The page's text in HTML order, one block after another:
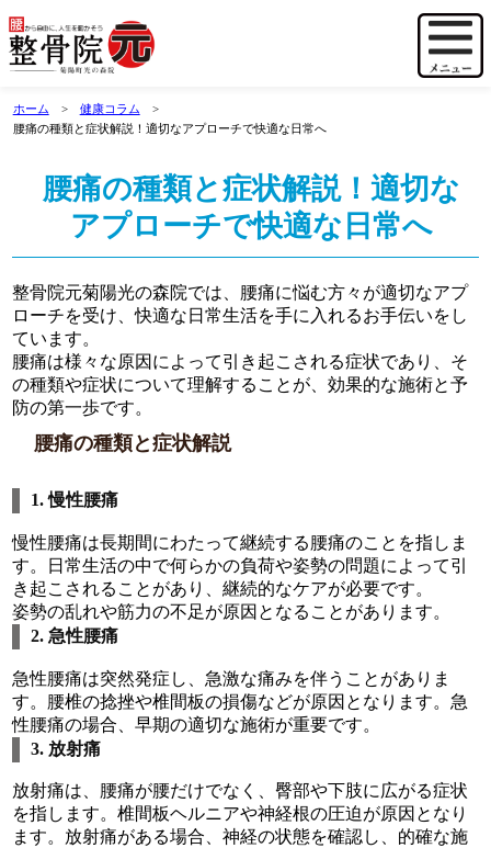
ホーム
健康コラム
腰痛の種類と症状解説！適切なアプローチで快適な日常へ
腰痛の種類と症状解説！適切な
アプローチで快適な日常へ
整骨院元菊陽光の森院では、腰痛に悩む方々が適切なアプ
ローチを受け、快適な日常生活を手に入れるお手伝いをし
ています。
腰痛は様々な原因によって引き起こされる症状であり、そ
の種類や症状について理解することが、効果的な施術と予
防の第一歩です。
腰痛の種類と症状解説
1. 慢性腰痛
慢性腰痛は長期間にわたって継続する腰痛のことを指しま
す。日常生活の中で何らかの負荷や姿勢の問題によって引
き起こされることがあり、継続的なケアが必要です。
姿勢の乱れや筋力の不足が原因となることがあります。
2. 急性腰痛
急性腰痛は突然発症し、急激な痛みを伴うことがありま
す。腰椎の捻挫や椎間板の損傷などが原因となります。急
性腰痛の場合、早期の適切な施術が重要です。
3. 放射痛
放射痛は、腰痛が腰だけでなく、臀部や下肢に広がる症状
を指します。椎間板ヘルニアや神経根の圧迫が原因となり
ます。放射痛がある場合、神経の状態を確認し、的確な施